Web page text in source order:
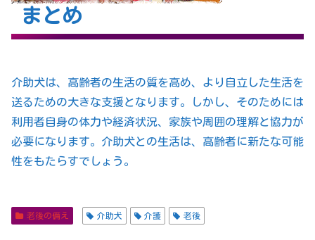
まとめ
介助犬は、高齢者の生活の質を高め、より自立した生活を
送るための大きな支援となります。しかし、そのためには
利用者自身の体力や経済状況、家族や周囲の理解と協力が
必要になります。介助犬との生活は、高齢者に新たな可能
性をもたらすでしょう。
老後の備え 介助犬 介護 老後